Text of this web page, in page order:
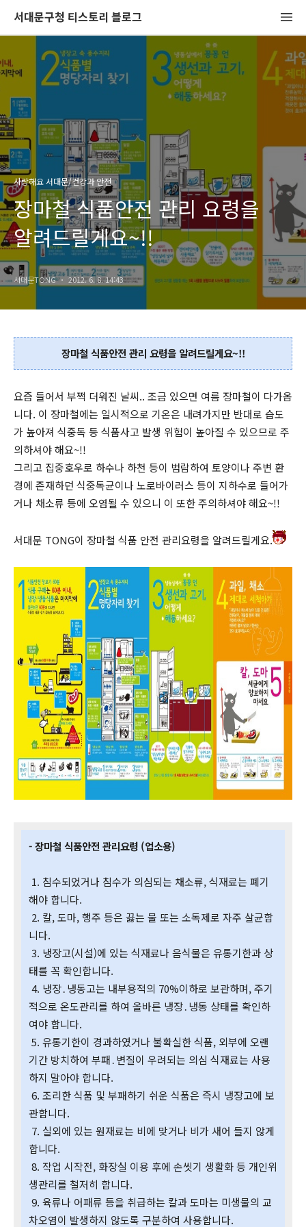
서대문구청 티스토리 블로그
사랑해요 서대문/건강과 안전
장마철 식품안전 관리 요령을
알려드릴게요~!!
서대문TONG 2012. 6. 8. 14:43
장마철 식품안전 관리 요령을 알려드릴게요~!!
요즘 들어서 부쩍 더워진 날씨.. 조금 있으면 여름 장마철이 다가옵
니다. 이 장마철에는 일시적으로 기온은 내려가지만 반대로 습도
가 높아져 식중독 등 식품사고 발생 위험이 높아질 수 있으므로 주
의하셔야 해요~!!
그리고 집중호우로 하수나 하천 등이 범람하여 토양이나 주변 환
경에 존재하던 식중독균이나 노로바이러스 등이 지하수로 들어가
거나 채소류 등에 오염될 수 있으니 이 또한 주의하셔야 해요~!!
서대문 TONG이 장마철 식품 안전 관리요령을 알려드릴게요.
- 장마철 식품안전 관리요령 (업소용)
1. 침수되었거나 침수가 의심되는 채소류, 식재료는 폐기
해야 합니다.
2. 칼, 도마, 행주 등은 끓는 물 또는 소독제로 자주 살균합
니다.
3. 냉장고(시설)에 있는 식재료나 음식물은 유통기한과 상
태를 꼭 확인합니다.
4. 냉장․냉동고는 내부용적의 70%이하로 보관하며, 주기
적으로 온도관리를 하여 올바른 냉장․냉동 상태를 확인하
여야 합니다.
5. 유통기한이 경과하였거나 불확실한 식품, 외부에 오랜
기간 방치하여 부패․변질이 우려되는 의심 식재료는 사용
하지 말아야 합니다.
6. 조리한 식품 및 부패하기 쉬운 식품은 즉시 냉장고에 보
관합니다.
7. 실외에 있는 원재료는 비에 맞거나 비가 새어 들지 않게
합니다.
8. 작업 시작전, 화장실 이용 후에 손씻기 생활화 등 개인위
생관리를 철저히 합니다.
9. 육류나 어패류 등을 취급하는 칼과 도마는 미생물의 교
차오염이 발생하지 않도록 구분하여 사용합니다.